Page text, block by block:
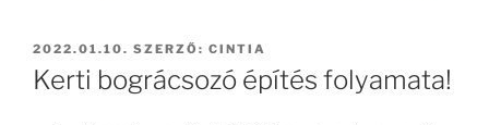
BEKÜLDVE:
2022.01.10. SZERZŐ: CINTIA
Kerti bográcsozó építés folyamata!